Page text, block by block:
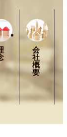
会
社
概
要